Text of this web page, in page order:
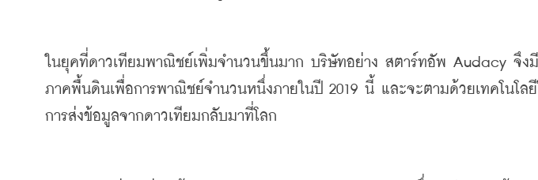
ในยุคที่ดาวเทียมพาณิชย์เพิ่มจำนวนขึ้นมาก บริษัทอย่าง สตาร์ทอัพ Audacy จึง
ภาคพื้นดินเพื่อการพาณิชย์จำนวนหนึ่งภายในปี 2019 นี้ และจะตามด้วยเทคโนโ
การส่งข้อมูลจากดาวเทียมกลับมาที่โลก